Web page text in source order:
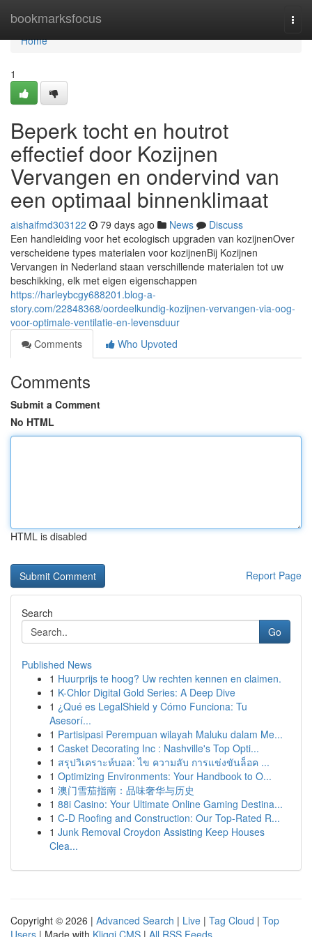
bookmarksfocus
Home
Home
1
Beperk tocht en houtrot
effectief door Kozijnen
Vervangen en ondervind van
een optimaal binnenklimaat
aishaifmd303122 79 days ago News
Discuss
Een handleiding voor het ecologisch upgraden van kozijnenOver
verscheidene types materialen voor kozijnenBij Kozijnen
Vervangen in Nederland staan verschillende materialen tot uw
beschikking, elk met eigen eigenschappen
https://harleybcgy688201.blog-a-
story.com/22848368/oordeelkundig-kozijnen-vervangen-via-oog-
voor-optimale-ventilatie-en-levensduur
Comments
Who Upvoted
Comments
Submit a Comment
No HTML
HTML is disabled
Report Page
Search
Go
Published News
1 Huurprijs te hoog? Uw rechten kennen en claimen.
1 K-Chlor Digital Gold Series: A Deep Dive
1 ¿Qué es LegalShield y Cómo Funciona: Tu
Asesorí...
1 Partisipasi Perempuan wilayah Maluku dalam Me...
1 Casket Decorating Inc : Nashville's Top Opti...
1 สรุปวิเคราะห์บอล: ไข ความลับ การแข่งขันล็อค ...
1 Optimizing Environments: Your Handbook to O...
1 澳门雪茄指南：品味奢华与历史
1 88i Casino: Your Ultimate Online Gaming Destina...
1 C-D Roofing and Construction: Our Top-Rated R...
1 Junk Removal Croydon Assisting Keep Houses
Clea...
Copyright © 2026 | Advanced Search | Live | Tag Cloud | Top
Users | Made with Kliqqi CMS | All RSS Feeds